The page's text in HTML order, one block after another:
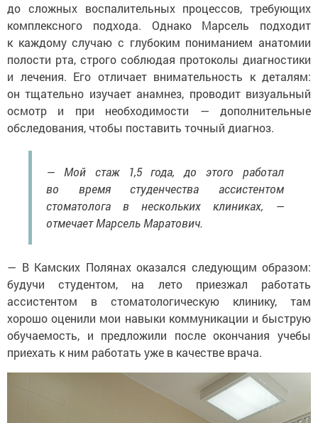
до сложных воспалительных процессов, требующих
комплексного подхода. Однако Марсель подходит
к каждому случаю с глубоким пониманием анатомии
полости рта, строго соблюдая протоколы диагностики
и лечения. Его отличает внимательность к деталям:
он тщательно изучает анамнез, проводит визуальный
осмотр и при необходимости — дополнительные
обследования, чтобы поставить точный диагноз.
— Мой стаж 1,5 года, до этого работал
во время студенчества ассистентом
стоматолога в нескольких клиниках, —
отмечает Марсель Маратович.
— В Камских Полянах оказался следующим образом:
будучи студентом, на лето приезжал работать
ассистентом в стоматологическую клинику, там
хорошо оценили мои навыки коммуникации и быструю
обучаемость, и предложили после окончания учебы
приехать к ним работать уже в качестве врача.